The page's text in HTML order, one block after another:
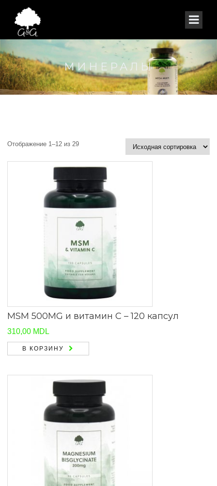
МИНЕРАЛЫ
Отображение 1–12 из 29
MSM 500MG и витамин С – 120 капсул
310,00 MDL
В КОРЗИНУ